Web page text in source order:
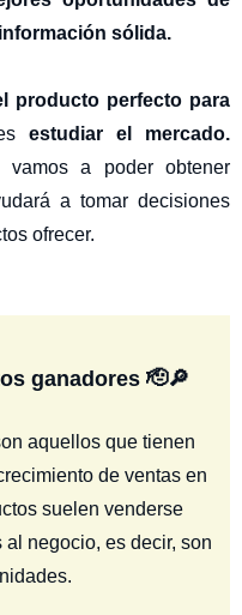
sólida.
producto perfecto para
estudiar el mercado.
vamos a poder obtener
a tomar decisiones
ofrecer.
ganadores 🫡🔎
aquellos que tienen
de ventas en
suelen venderse
negocio, es decir, son